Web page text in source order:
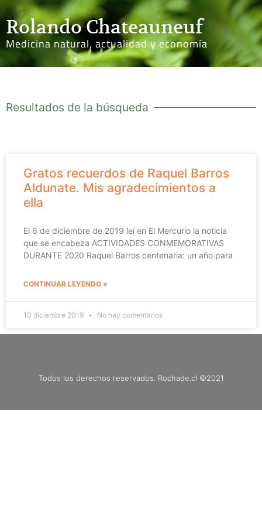
Rolando Chateauneuf
Medicina natural, actualidad y economía
Resultados de la búsqueda
Gratos recuerdos de Raquel Barros
Aldunate. Mis agradecimientos a
ella
El 6 de diciembre de 2019 leí en El Mercurio la noticia
que se encabeza ACTIVIDADES CONMEMORATIVAS
DURANTE 2020 Raquel Barros centenaria: un año para
CONTINUAR LEYENDO »
10 diciembre 2019 No hay comentarios
Todos los derechos reservados. Rochade.cl ©2021